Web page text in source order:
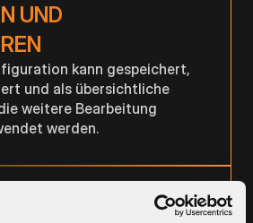
UND
kann gespeichert,
und als übersichtliche
weitere Bearbeitung
werden.